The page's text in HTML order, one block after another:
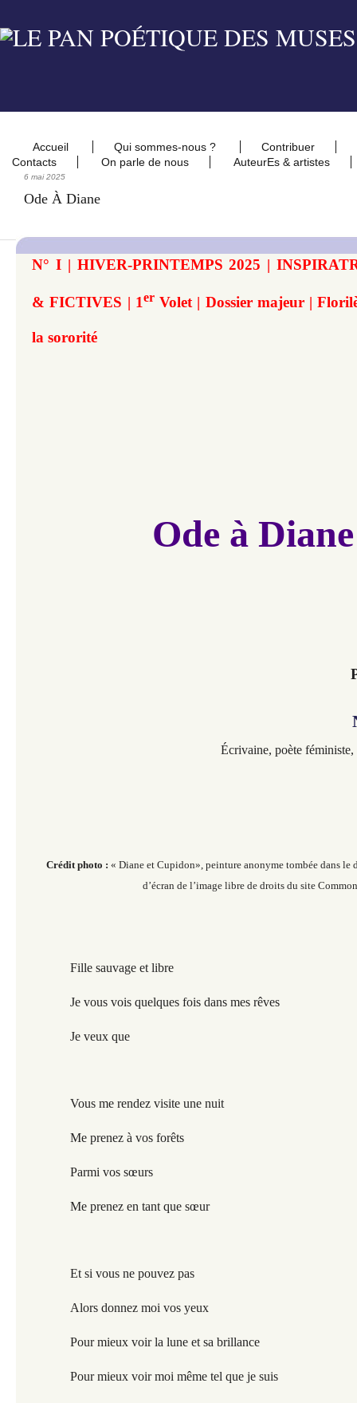
Accueil Qui sommes-nous ?
Contribuer
Contacts
On parle de nous AuteurEs & artistes
6 mai 2025
Ode À Diane
N° I | HIVER-PRINTEMPS 2025 |
& FICTIVES | 1erVolet | Dossier majeur |
la sororité
Ode à Diane
Écrivaine, poète
Crédit photo : « Diane et Cupidon», peinture anonyme tombée dans le
d’écran de l’image libre de droits du site
Fille sauvage et libre
Je vous vois quelques fois dans mes rêves
Je veux que
Vous me rendez visite une nuit
Me prenez à vos forêts
Parmi vos sœurs
Me prenez en tant que sœur
Et si vous ne pouvez pas
Alors donnez moi vos yeux
Pour mieux voir la lune et sa brillance
Pour mieux voir moi même tel que je suis